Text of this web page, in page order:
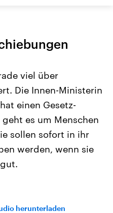
viel über
Die Innen-Ministerin
einen Gesetz-
es um Menschen
sollen sofort in ihr
werden, wenn sie
herunterladen